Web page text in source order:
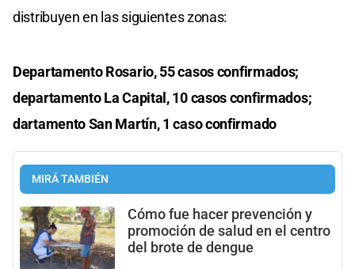
distribuyen en las siguientes zonas:
Departamento Rosario, 55 casos confirmados;
departamento La Capital, 10 casos confirmados;
dartamento San Martín, 1 caso confirmado
MIRÁ TAMBIÉN
Cómo fue hacer prevención y
promoción de salud en el centro
del brote de dengue